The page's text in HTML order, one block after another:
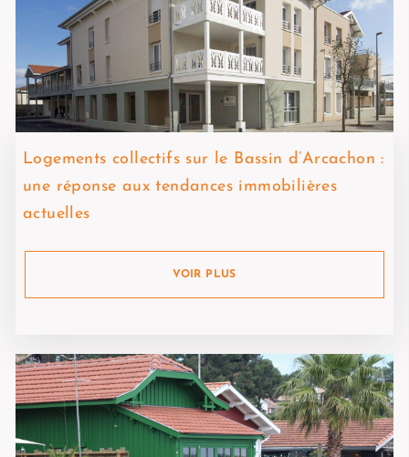
Logements collectifs sur le Bassin d’Arcachon :
une réponse aux tendances immobilières
actuelles
VOIR PLUS